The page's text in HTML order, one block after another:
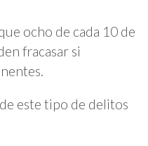
ocho de cada 10 de
fracasar si
este tipo de delitos